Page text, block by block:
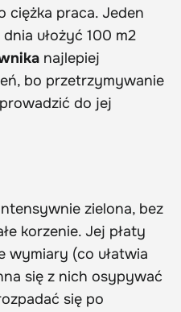
ciężka praca. Jeden
ułożyć 100 m2
najlepiej
bo przetrzymywanie
do jej
zielona, bez
korzenie. Jej płaty
wymiary (co ułatwia
się z nich osypywać
się po